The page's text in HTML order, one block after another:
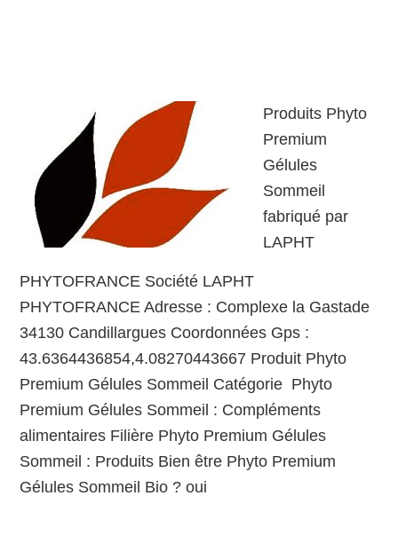
Produits Phyto
Premium
Gélules
Sommeil
fabriqué par
LAPHT
PHYTOFRANCE Société LAPHT
PHYTOFRANCE Adresse : Complexe la Gastade
34130 Candillargues Coordonnées Gps :
43.6364436854,4.08270443667 Produit Phyto
Premium Gélules Sommeil Catégorie Phyto
Premium Gélules Sommeil : Compléments
alimentaires Filière Phyto Premium Gélules
Sommeil : Produits Bien être Phyto Premium
Gélules Sommeil Bio ? oui